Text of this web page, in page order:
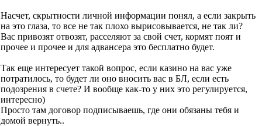
Насчет, скрытности личной информации понял, а если закрыть
на это глаза, то все не так плохо вырисовывается, не так ли?
Вас привозят отвозят, расселяют за свой счет, кормят поят и
прочее и прочее и для адвансера это бесплатно будет.
Так еще интересует такой вопрос, если казино на вас уже
потратилось, то будет ли оно вносить вас в БЛ, если есть
подозрения в счете? И вообще как-то у них это регулируется,
интересно)
Просто там договор подписываешь, где они обязаны тебя и
домой вернуть..